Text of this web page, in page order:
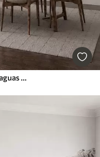
Un bosque brumoso junto a unas aguas tranquilas, en suaves tonos pastel naturales